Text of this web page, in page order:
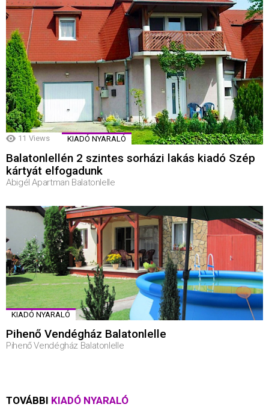
11 Views KIADÓ NYARALÓ
Balatonlellén 2 szintes sorházi lakás kiadó Szép
kártyát elfogadunk
Abigél Apartman Balatonlelle
KIADÓ NYARALÓ
Pihenő Vendégház Balatonlelle
Pihenő Vendégház Balatonlelle
TOVÁBBI KIADÓ NYARALÓ